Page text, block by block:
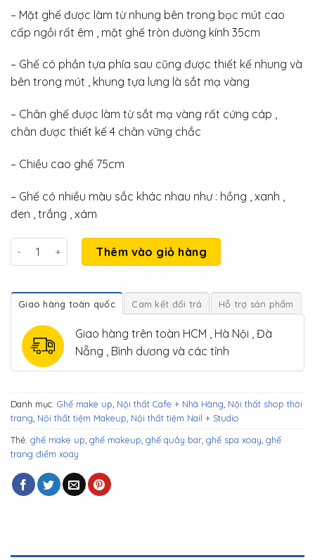
– Mặt ghế được làm từ nhung bên trong bọc mút cao
cấp ngồi rất êm , mặt ghế tròn đường kính 35cm
– Ghế có phần tựa phía sau cũng được thiết kế nhung và
bên trong mút , khung tựa lưng là sắt mạ vàng
– Chân ghế được làm từ sắt mạ vàng rất cứng cáp ,
chân được thiết kế 4 chân vững chắc
– Chiều cao ghế 75cm
– Ghế có nhiều màu sắc khác nhau như : hồng , xanh ,
đen , trắng , xám
Ghế trang điểm , ghế bar chân vàng phong cách hiện đại
Thêm vào giỏ hàng
Giao hàng toàn quốc Cam kết đổi trả Hỗ trợ sản phẩm
Giao hàng trên toàn HCM , Hà Nội , Đà
Nẵng , Bình dương và các tỉnh
Danh mục: Ghế make up Nội thất Cafe + Nhà Hàng Nội thất shop thời
trang Nội thất tiệm Makeup Nội thất tiệm Nail + Studio
Thẻ: ghế make up ghế makeup ghế quầy bar ghế spa xoay ghế
trang điểm xoay